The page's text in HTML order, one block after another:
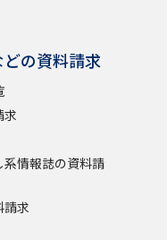
の資料請求
求
情報誌の資料請
請求